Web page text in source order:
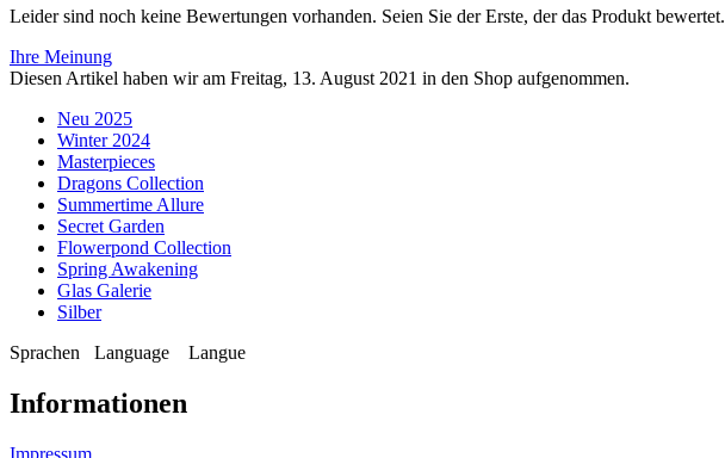
Leider sind noch keine Bewertungen vorhanden. Seien Sie der Erste, der das Produkt bewertet.
Ihre Meinung
Diesen Artikel haben wir am Freitag, 13. August 2021 in den Shop aufgenommen.
Neu 2025
Winter 2024
Masterpieces
Dragons Collection
Summertime Allure
Secret Garden
Flowerpond Collection
Spring Awakening
Glas Galerie
Silber
Sprachen
Language Langue
Informationen
Impressum